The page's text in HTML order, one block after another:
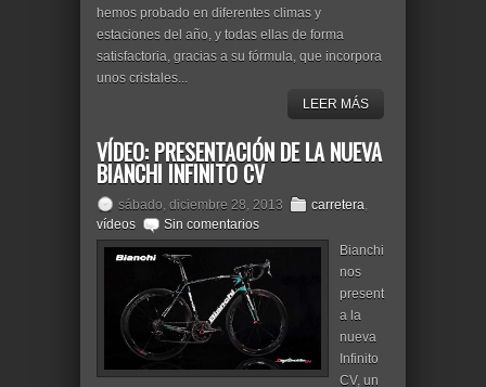
hemos probado en diferentes climas y
estaciones del año, y todas ellas de forma
satisfactoria, gracias a su fórmula, que incorpora
unos cristales...
LEER MÁS
VÍDEO: PRESENTACIÓN DE LA NUEVA
BIANCHI INFINITO CV
sábado, diciembre 28, 2013 carretera,
vídeos
Sin comentarios
Bianchi
nos
present
a la
nueva
Infinito
CV, un